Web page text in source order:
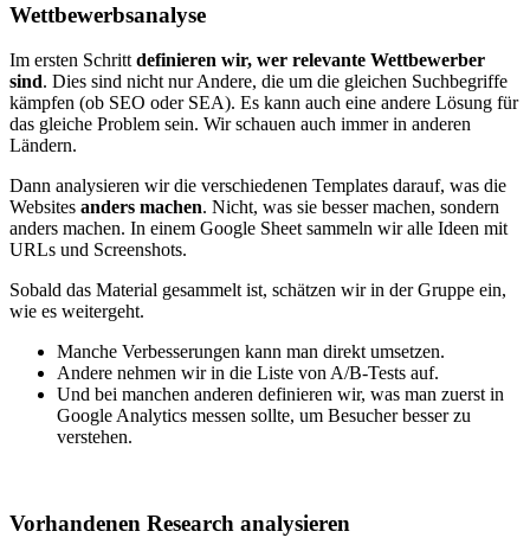
Wettbewerbsanalyse
Im ersten Schrittdefinieren wir, wer relevante Wettbewerber
sind. Dies sind nicht nur Andere, die um die gleichen Suchbegriffe
kämpfen (ob SEO oder SEA). Es kann auch eine andere Lösung für
das gleiche Problem sein. Wir schauen auch immer in anderen
Ländern.
Dann analysieren wir die verschiedenen Templates darauf, was die
Websites anders machen. Nicht, was sie besser machen, sondern
anders machen. In einem Google Sheet sammeln wir alle Ideen mit
URLs und Screenshots.
Sobald das Material gesammelt ist, schätzen wir in der Gruppe ein,
wie es weitergeht.
Manche Verbesserungen kann man direkt umsetzen.
Andere nehmen wir in die Liste von A/B-Tests auf.
Und bei manchen anderen definieren wir, was man zuerst in
Google Analytics messen sollte, um Besucher besser zu
verstehen.
Vorhandenen Research analysieren